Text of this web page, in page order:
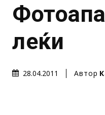
леќи
28.04.2011 Автор